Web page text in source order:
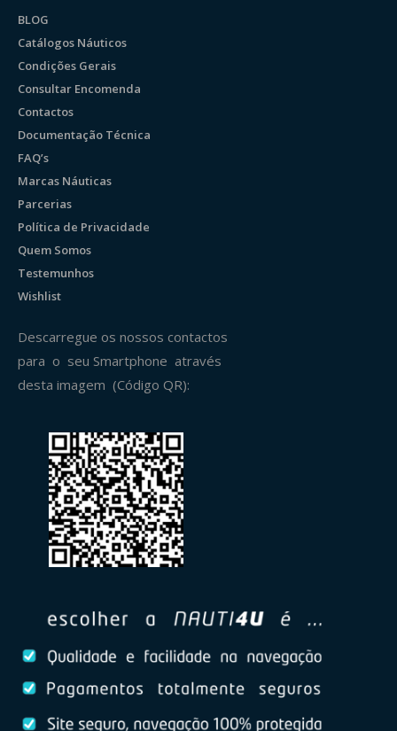
BLOG
Catálogos Náuticos
Condições Gerais
Consultar Encomenda
Contactos
Documentação Técnica
FAQ’s
Marcas Náuticas
Parcerias
Política de Privacidade
Quem Somos
Testemunhos
Wishlist
Descarregue os nossos contactos
para o seu Smartphone através
desta imagem (Código QR):